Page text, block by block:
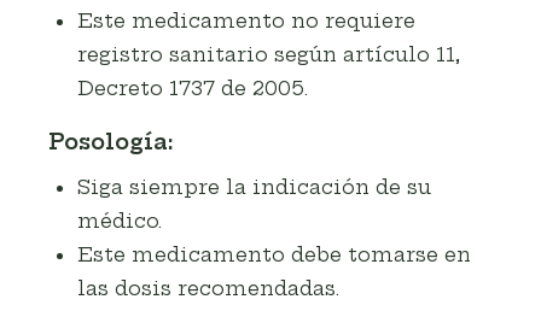
Este medicamento no requiere
registro sanitario según artículo 11,
Decreto 1737 de 2005.
Posología:
Siga siempre la indicación de su
médico.
Este medicamento debe tomarse en
las dosis recomendadas.